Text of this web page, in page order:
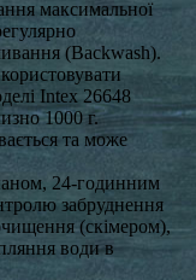
максимальної
(Backwash).
Intex 26648
1000 г.
та може
24-годинним
забруднення
(скімером),
води в